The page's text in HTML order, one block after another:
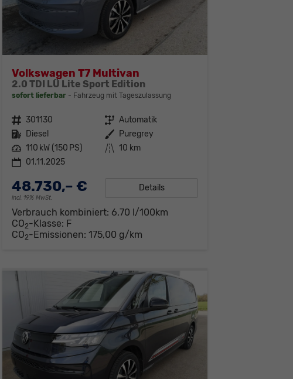
Volkswagen T7 Multivan
2.0 TDI LÜ Lite Sport Edition
sofort lieferbar Fahrzeug mit Tageszulassung
Fahrzeugnr. 301130 Getriebe Automatik
Kraftstoff Diesel Außenfarbe Puregrey
Leistung 110 kW (150 PS) Kilometerstand 10 km
01.11.2025
48.730,– €
incl. 19% MwSt.
Details
Verbrauch kombiniert: 6,70 l/100km
CO2-Klasse: F
CO2-Emissionen:175,00 g/km